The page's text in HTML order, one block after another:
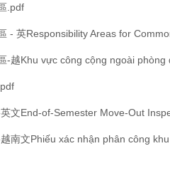
.pdf
- 英Responsibility Areas for
-越Khu vực công cộng ngoài
文End-of-Semester Move-Out
南文Phiếu xác nhận phân công